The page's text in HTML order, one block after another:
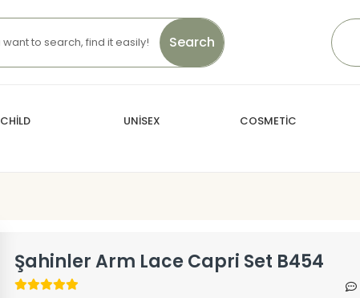
Search
CHİLD UNİSEX COSMETİC
Şahinler Arm Lace Capri Set B454